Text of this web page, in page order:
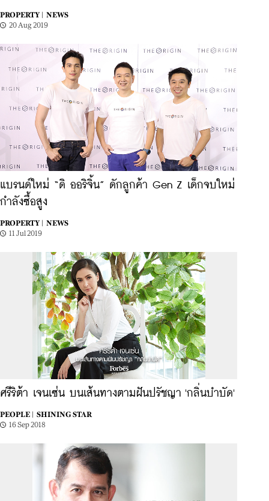
PROPERTY |
NEWS
20 Aug 2019
แบรนด์ใหม่ “ดิ ออริจิ้น” ดักลูกค้า Gen Z เด็กจบใหม่
กำลังซื้อสูง
PROPERTY |
NEWS
11 Jul 2019
ศรีริต้า เจนเซ่น บนเส้นทางตามฝันปรัชญา 'กลิ่นบำบัด'
PEOPLE |
SHINING STAR
16 Sep 2018